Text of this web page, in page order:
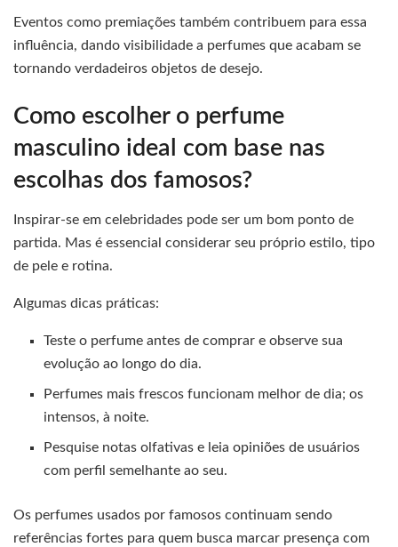
Eventos como premiações também contribuem para essa
influência, dando visibilidade a perfumes que acabam se
tornando verdadeiros objetos de desejo.
Como escolher o perfume
masculino ideal com base nas
escolhas dos famosos?
Inspirar-se em celebridades pode ser um bom ponto de
partida. Mas é essencial considerar seu próprio estilo, tipo
de pele e rotina.
Algumas dicas práticas:
Teste o perfume antes de comprar e observe sua
evolução ao longo do dia.
Perfumes mais frescos funcionam melhor de dia; os
intensos, à noite.
Pesquise notas olfativas e leia opiniões de usuários
com perfil semelhante ao seu.
Os perfumes usados por famosos continuam sendo
referências fortes para quem busca marcar presença com